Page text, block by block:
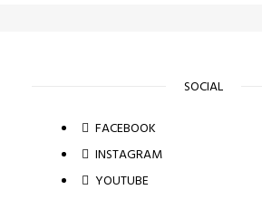
SOCIAL
FACEBOOK
INSTAGRAM
YOUTUBE